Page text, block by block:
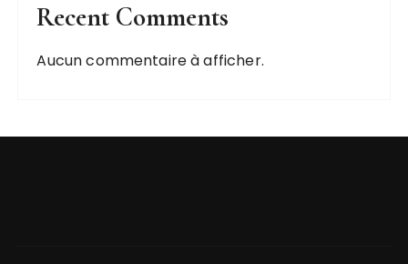
Recent Comments
Aucun commentaire à afficher.